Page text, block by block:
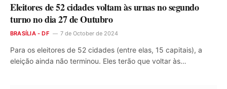
Eleitores de 52 cidades voltam às urnas no segundo
turno no dia 27 de Outubro
BRASÍLIA - DF 7 de October de 2024
Para os eleitores de 52 cidades (entre elas, 15 capitais), a
eleição ainda não terminou. Eles terão que voltar às…